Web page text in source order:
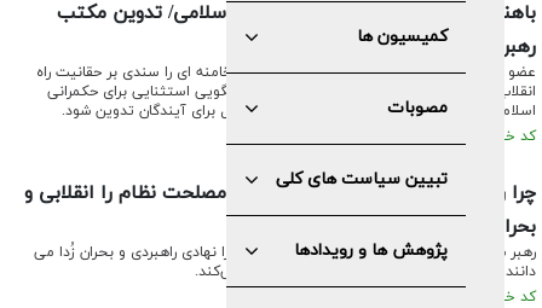
کمیسیون ها
مصوبات
تبیین سیاست های کلی
پژوهش ها و رویدادها
باهنر: رهبر شهید الگوی تراز حکمرانی اسلامی/ تدوین مکتب
رهبری برای آیندگان ضروری است
عضو مجمع تشخیص مصلحت نظام، شهادت امام خامنه ای را سندی بر حقانیت راه
انقلاب دانست و گفت: زندگی رهبر شهید انقلاب، الگویی استثنایی برای حکمرانی
اسلامی و تشیع است که باید به‌عنوان مکتبی کامل برای آیندگان تدوین شود.
کد خبر: ۶۶۲۰ تاریخ انتشار : ۱۴۰۵/۰۴/۱۰
چرا رهبر شهید انقلاب مجمع تشخیص مصلحت نظام را انقلابی و
بحران زدا می‌دانند؟
رهبر شهید انقلاب، مجمع تشخیص مصلحت نظام را نهادی راهبردی و بحران زُدا می
دانند که با روحیه انقلابی به مأموریت خود عمل می‌کند.
کد خبر: ۶۵۸۲ تاریخ انتشار : ۱۴۰۵/۰۳/۱۱